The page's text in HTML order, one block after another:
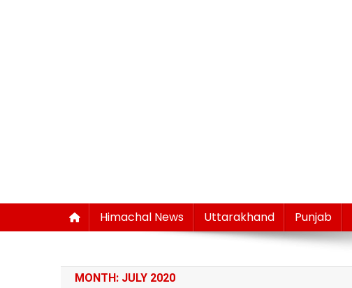
Himachal News Uttarakhand Punjab
MONTH: JULY 2020